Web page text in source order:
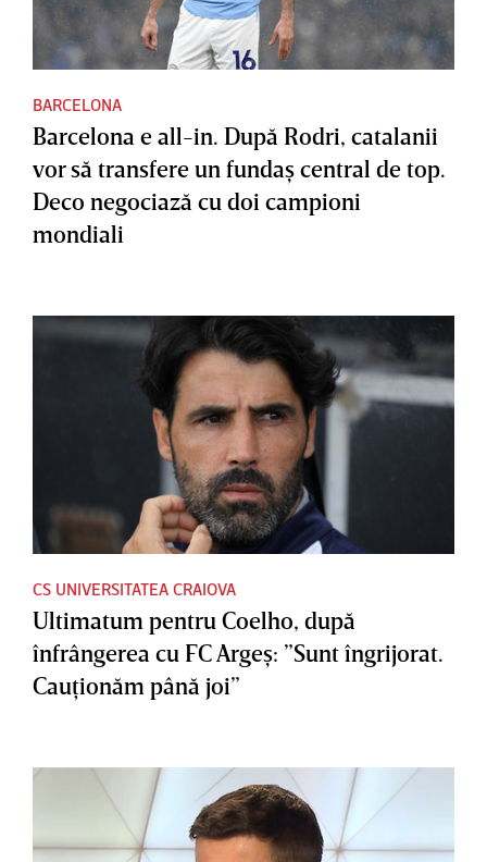
BARCELONA
Barcelona e all-in. După Rodri, catalanii
vor să transfere un fundaş central de top.
Deco negociază cu doi campioni
mondiali
CS UNIVERSITATEA CRAIOVA
Ultimatum pentru Coelho, după
înfrângerea cu FC Argeş: ”Sunt îngrijorat.
Cauţionăm până joi”